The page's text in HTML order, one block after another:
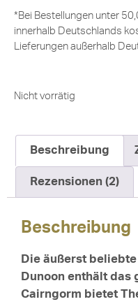
*Bei Bestellungen unter
innerhalb Deutschlands
Lieferungen außerhalb
Nicht vorrätig
Beschreibung
Rezensionen (2)
Beschreibung
Die äußerst
Dunoon enthält das
Cairngorm bietet